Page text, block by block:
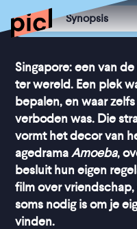
Synopsis
Singapore: een van
ter wereld. Een plek
bepalen, en waar
verboden was. Die
vormt het decor van
agedramaAmoeba,
besluit hun eigen
film over
soms nodig is om je
vinden.